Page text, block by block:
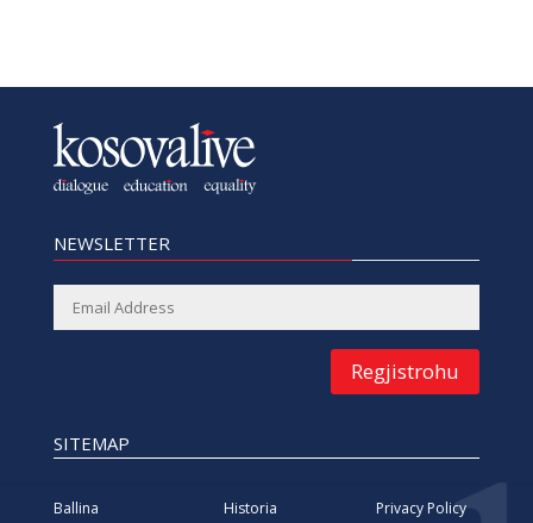
NEWSLETTER
Regjistrohu
SITEMAP
Ballina
Historia
Privacy Policy